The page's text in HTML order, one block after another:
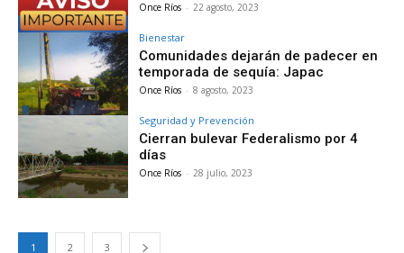
Once Ríos - 22 agosto, 2023
Bienestar
Comunidades dejarán de padecer en
temporada de sequía: Japac
Once Ríos - 8 agosto, 2023
Seguridad y Prevención
Cierran bulevar Federalismo por 4
días
Once Ríos - 28 julio, 2023
1 2 3